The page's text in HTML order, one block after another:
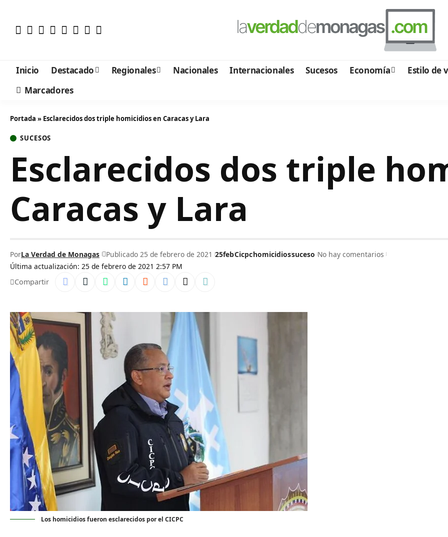
Inicio Destacado Regionales Nacionales Internacionales Sucesos Economía Estilo de
Marcadores
Portada » Esclarecidos dos triple homicidios en Caracas y Lara
SUCESOS
Esclarecidos dos triple
Caracas y Lara
Última actualización: 25 de febrero de 2021 2:57 PM
PorLa Verdad de Monagas Publicado 25 de febrero de 2021 25febCicpchomicidiossuceso No hay comentarios
Compartir
Los homicidios fueron esclarecidos por el CICPC